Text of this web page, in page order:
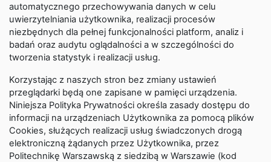
automatycznego przechowywania danych w celu
uwierzytelniania użytkownika, realizacji procesów
niezbędnych dla pełnej funkcjonalności platform, analiz i
badań oraz audytu oglądalności a w szczególności do
tworzenia statystyk i realizacji usług.
Korzystając z naszych stron bez zmiany ustawień
przeglądarki będą one zapisane w pamięci urządzenia.
Niniejsza Polityka Prywatności określa zasady dostępu do
informacji na urządzeniach Użytkownika za pomocą plików
Cookies, służących realizacji usług świadczonych drogą
elektroniczną żądanych przez Użytkownika, przez
Politechnikę Warszawską z siedzibą w Warszawie (kod